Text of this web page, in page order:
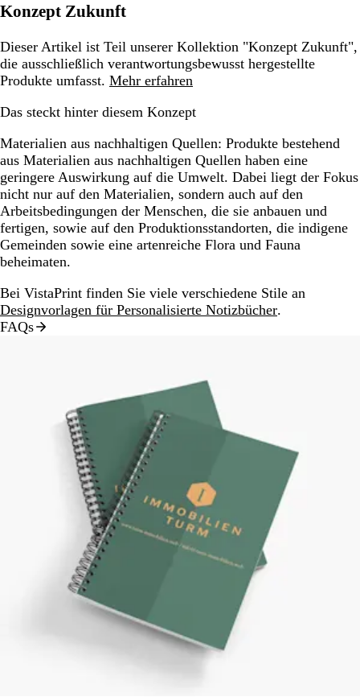
Konzept Zukunft
Dieser Artikel ist Teil unserer Kollektion "Konzept Zukunft",
die ausschließlich verantwortungsbewusst hergestellte
Produkte umfasst. Mehr erfahren
Das steckt hinter diesem Konzept
Materialien aus nachhaltigen Quellen: Produkte bestehend
aus Materialien aus nachhaltigen Quellen haben eine
geringere Auswirkung auf die Umwelt. Dabei liegt der Fokus
nicht nur auf den Materialien, sondern auch auf den
Arbeitsbedingungen der Menschen, die sie anbauen und
fertigen, sowie auf den Produktionsstandorten, die indigene
Gemeinden sowie eine artenreiche Flora und Fauna
beheimaten.
Bei VistaPrint finden Sie viele verschiedene Stile an
Designvorlagen für Personalisierte Notizbücher.
FAQs